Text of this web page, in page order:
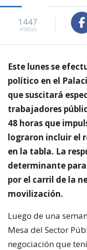
1447
visitas
Este lunes se
político en el
que suscitará
trabajadores
48 horas que
lograron incluir el
en la tabla. La
determinante para
por el carril de la
movilización.
Luego de una
Mesa del Sector
negociación que